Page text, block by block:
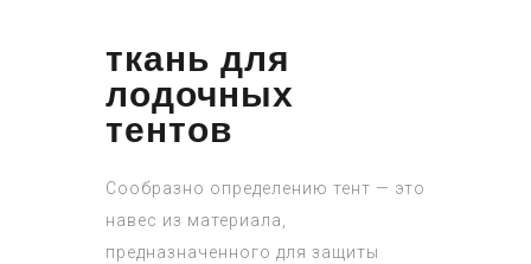
ткань для
лодочных
тентов
Сообразно определению тент — это
навес из материала,
предназначенного для защиты